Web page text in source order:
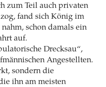
zum Teil auch privaten
fand sich König im
schon damals ein
auf.
Drecksau“,
Angestellten.
sondern die
ihn am meisten